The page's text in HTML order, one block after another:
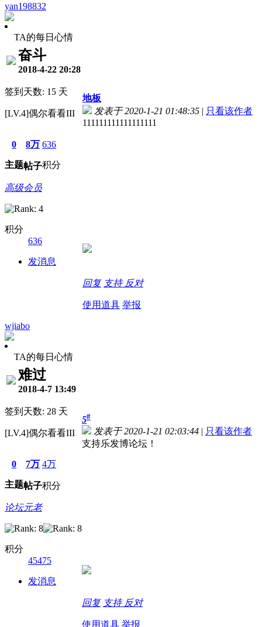
yan198832
TA的每日心情
奋斗
2018-4-22 20:28
签到天数: 15 天
[LV.4]偶尔看看III
0
主题
8万
帖子
636
积分
高级会员
积分
636
发消息
地板
发表于 2020-1-21 01:48:35 | 只看该作者
111111111111111111
回复 支持 反对
使用道具 举报
wjiabo
TA的每日心情
难过
2018-4-7 13:49
签到天数: 28 天
[LV.4]偶尔看看III
0
主题
7万
帖子
4万
积分
论坛元老
积分
45475
发消息
5#
发表于 2020-1-21 02:03:44 | 只看该作者
支持乐发博论坛！
回复 支持 反对
使用道具 举报